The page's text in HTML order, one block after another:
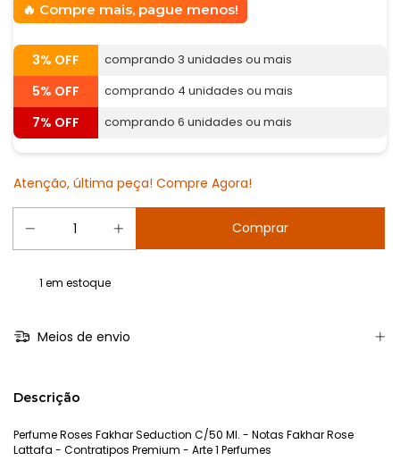
Compre mais, pague menos!
3% OFF comprando 3 unidades ou mais
5% OFF comprando 4 unidades ou mais
7% OFF comprando 6 unidades ou mais
Atenção, última peça! Compre Agora!
1 em estoque
Meios de envio
Descrição
Perfume Roses Fakhar Seduction C/50 Ml. - Notas Fakhar Rose
Lattafa - Contratipos Premium - Arte 1 Perfumes